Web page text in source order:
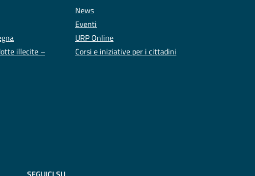
illecite –
News
Eventi
URP Online
Corsi e iniziative per i cittadini